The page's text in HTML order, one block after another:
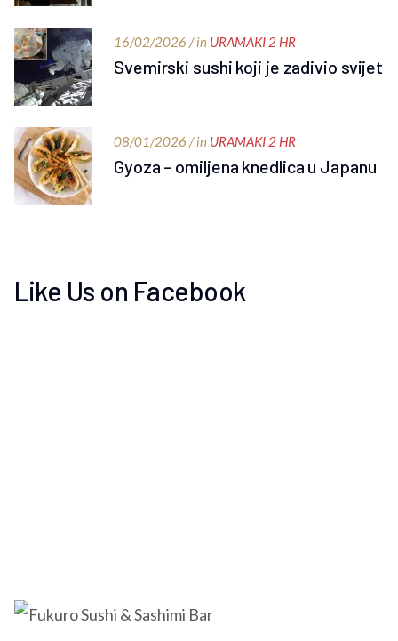
16/02/2026 / in URAMAKI 2 HR
Svemirski sushi koji je zadivio svijet
08/01/2026 / in URAMAKI 2 HR
Gyoza - omiljena knedlica u Japanu
Like Us on Facebook